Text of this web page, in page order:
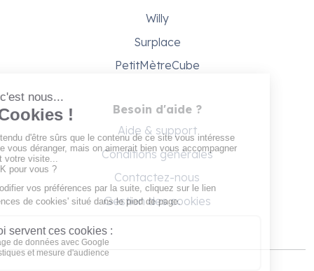
Willy
Surplace
PetitMètreCube
Besoin d'aide ?
Aide & support
Conditions générales
Contactez-nous
Gestion des cookies